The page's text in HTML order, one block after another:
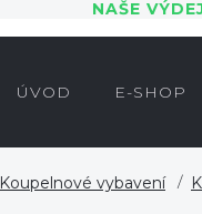
NAŠE
ÚVOD E-SHOP
Koupelnové vybavení